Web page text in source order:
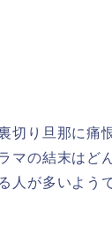
切り旦那に痛
マの結末はど
人が多いよう